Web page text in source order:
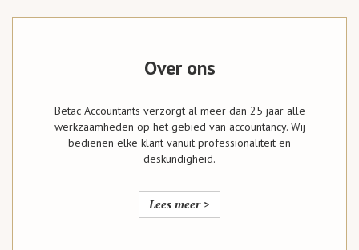
Over ons
Betac Accountants verzorgt al meer dan 25 jaar alle
werkzaamheden op het gebied van accountancy. Wij
bedienen elke klant vanuit professionaliteit en
deskundigheid.
Lees meer >